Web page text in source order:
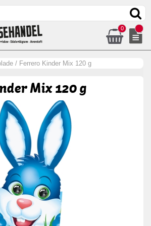
0
/ Ferrero Kinder Mix 120 g
Mix 120 g